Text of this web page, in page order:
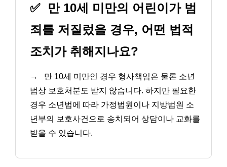
✅
만 10세 미만의 어린이가 범
죄를 저질렀을 경우, 어떤 법적
조치가 취해지나요?
→
만 10세 미만인 경우 형사책임은 물론 소년
법상 보호처분도 받지 않습니다. 하지만 필요한
경우 소년법에 따라 가정법원이나 지방법원 소
년부의 보호사건으로 송치되어 상담이나 교화를
받을 수 있습니다.